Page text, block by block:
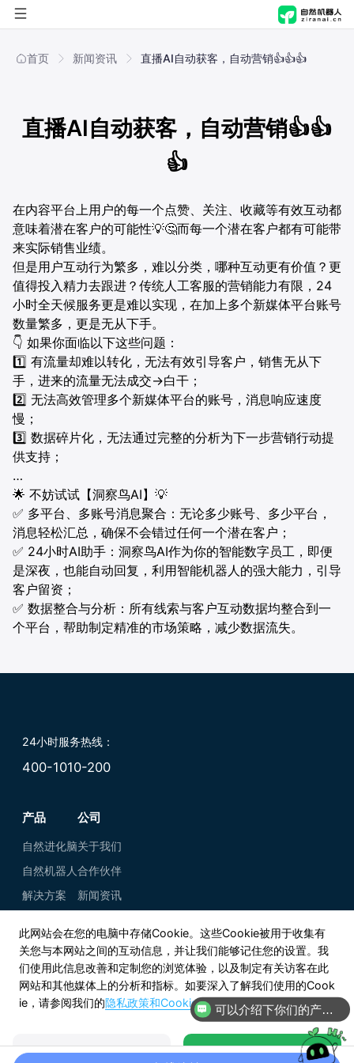
首页
概览
应用场景
技术与安全
自然机器人
产品能力
应用场景
技术与安全
行业
制造
零售
文化传媒
餐饮
供应链
证券
电信
医疗
职能
人事行政
财务
方案
AI舆情管理解决方案
AI直播获客解决方案
应用商店
公司
关于我们
新闻资讯
合作伙伴
首页 新闻资讯 直播AI自动获客，自动营销👍👍👍
直播AI自动获客，自动营销👍👍
👍
在内容平台上用户的每一个点赞、关注、收藏等有效互动都
意味着潜在客户的可能性💡🤔而每一个潜在客户都有可能带
来实际销售业绩。
但是用户互动行为繁多，难以分类，哪种互动更有价值？更
值得投入精力去跟进？传统人工客服的营销能力有限，24
小时全天候服务更是难以实现，在加上多个新媒体平台账号
数量繁多，更是无从下手。
👇 如果你面临以下这些问题：
1️⃣ 有流量却难以转化，无法有效引导客户，销售无从下
手，进来的流量无法成交→白干；
2️⃣ 无法高效管理多个新媒体平台的账号，消息响应速度
慢；
3️⃣ 数据碎片化，无法通过完整的分析为下一步营销行动提
供支持；
…
🌟 不妨试试【洞察鸟AI】💡
✅ 多平台、多账号消息聚合：无论多少账号、多少平台，
消息轻松汇总，确保不会错过任何一个潜在客户；
✅ 24小时AI助手：洞察鸟AI作为你的智能数字员工，即便
是深夜，也能自动回复，利用智能机器人的强大能力，引导
客户留资；
✅ 数据整合与分析：所有线索与客户互动数据均整合到一
个平台，帮助制定精准的市场策略，减少数据流失。
24小时服务热线：
400-1010-200
产品
自然进化脑
自然机器人
解决方案
公司
关于我们
合作伙伴
新闻资讯
微信公众号
知乎
Copyright © 2021-2026 上海自然而然信息科技有限公司
此网站会在您的电脑中存储Cookie。这些Cookie被用于收集有
关您与本网站之间的互动信息，并让我们能够记住您的设置。我
们使用此信息改善和定制您的浏览体验，以及制定有关访客在此
网站和其他媒体上的分析和指标。如要深入了解我们使用的Cook
ie，请参阅我们的隐私政策和Cookie政策。
接受并继续
查看Cookie设置
可以介绍下你们的产品么